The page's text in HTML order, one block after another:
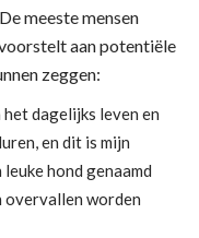
meeste mensen
aan potentiële
zeggen:
dagelijks leven en
en dit is mijn
hond genaamd
overvallen worden